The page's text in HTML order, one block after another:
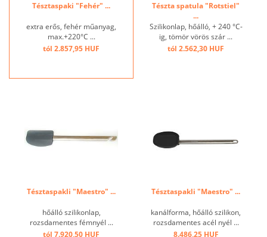
Tésztaspaki "Fehér" ...
extra erős, fehér műanyag,
max.+220°C ...
tól 2.857,95 HUF
Tészta spatula "Rotstiel"
...
Szilikonlap, hőálló, + 240 °C-
ig, tömör vörös szár ...
tól 2.562,30 HUF
Tésztaspakli "Maestro" ...
hőálló szilikonlap,
rozsdamentes fémnyél ...
tól 7.920,50 HUF
Tésztaspakli "Maestro" ...
kanálforma, hőálló szilikon,
rozsdamentes acél nyél ...
8.486,25 HUF